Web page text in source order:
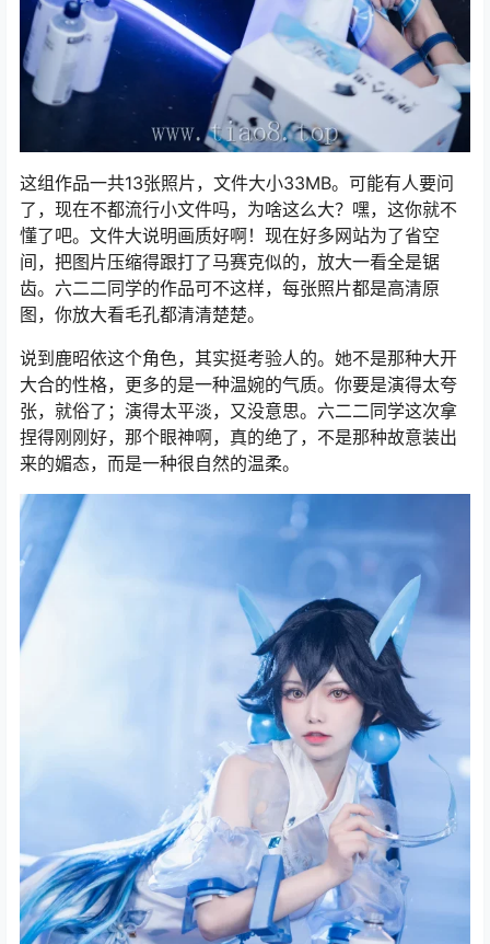
这组作品一共13张照片，文件大小33MB。可能有人要问
了，现在不都流行小文件吗，为啥这么大？嘿，这你就不
懂了吧。文件大说明画质好啊！现在好多网站为了省空
间，把图片压缩得跟打了马赛克似的，放大一看全是锯
齿。六二二同学的作品可不这样，每张照片都是高清原
图，你放大看毛孔都清清楚楚。
说到鹿昭依这个角色，其实挺考验人的。她不是那种大开
大合的性格，更多的是一种温婉的气质。你要是演得太夸
张，就俗了；演得太平淡，又没意思。六二二同学这次拿
捏得刚刚好，那个眼神啊，真的绝了，不是那种故意装出
来的媚态，而是一种很自然的温柔。